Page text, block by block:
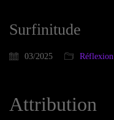
Surfinitude
03/2025 Réflexion
Attribution